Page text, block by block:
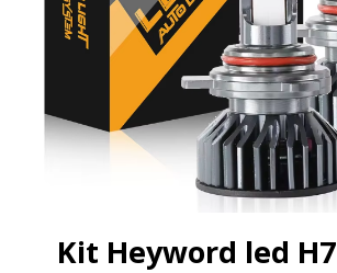
Kit Heyword led H7